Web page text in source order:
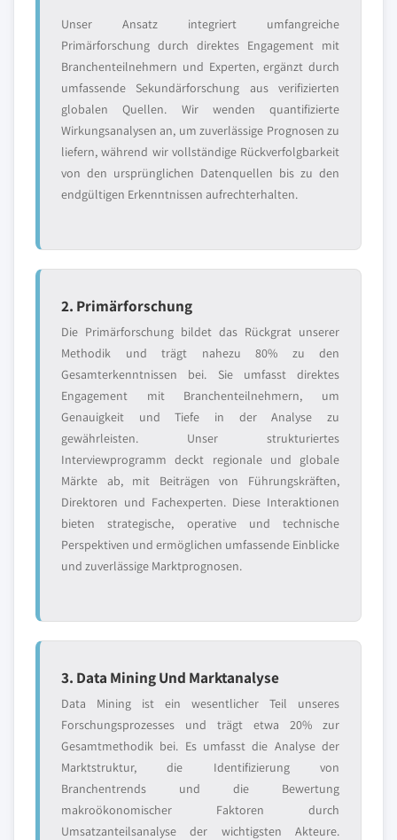
Unser Ansatz integriert umfangreiche
Primärforschung durch direktes Engagement mit
Branchenteilnehmern und Experten, ergänzt durch
umfassende Sekundärforschung aus verifizierten
globalen Quellen. Wir wenden quantifizierte
Wirkungsanalysen an, um zuverlässige Prognosen zu
liefern, während wir vollständige Rückverfolgbarkeit
von den ursprünglichen Datenquellen bis zu den
endgültigen Erkenntnissen aufrechterhalten.
2. Primärforschung
Die Primärforschung bildet das Rückgrat unserer
Methodik und trägt nahezu 80% zu den
Gesamterkenntnissen bei. Sie umfasst direktes
Engagement mit Branchenteilnehmern, um
Genauigkeit und Tiefe in der Analyse zu
gewährleisten. Unser strukturiertes
Interviewprogramm deckt regionale und globale
Märkte ab, mit Beiträgen von Führungskräften,
Direktoren und Fachexperten. Diese Interaktionen
bieten strategische, operative und technische
Perspektiven und ermöglichen umfassende Einblicke
und zuverlässige Marktprognosen.
3. Data Mining Und Marktanalyse
Data Mining ist ein wesentlicher Teil unseres
Forschungsprozesses und trägt etwa 20% zur
Gesamtmethodik bei. Es umfasst die Analyse der
Marktstruktur, die Identifizierung von
Branchentrends und die Bewertung
makroökonomischer Faktoren durch
Umsatzanteilsanalyse der wichtigsten Akteure.